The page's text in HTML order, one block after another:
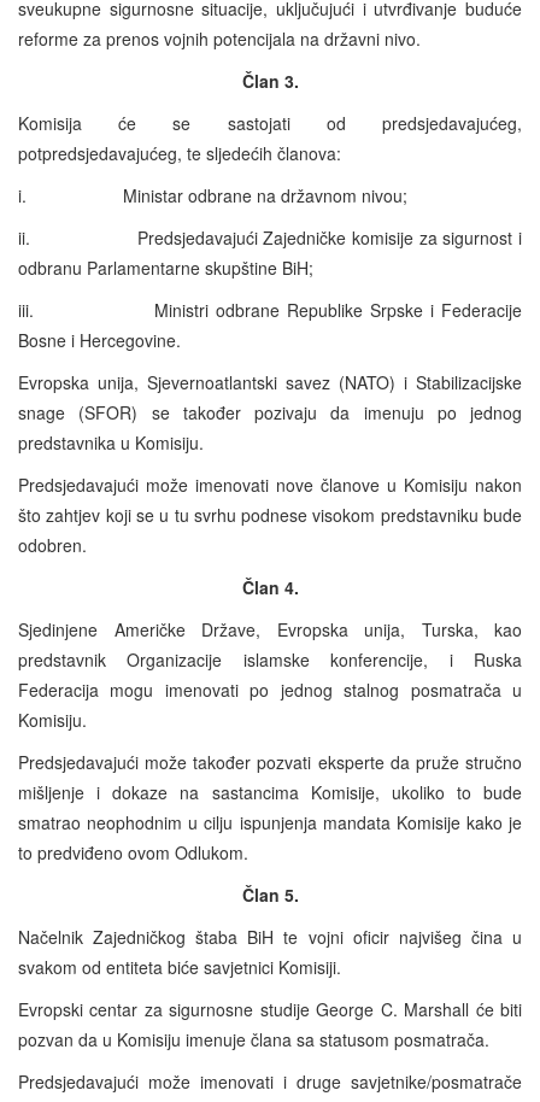
sveukupne sigurnosne situacije, uključujući i utvrđivanje buduće
reforme za prenos vojnih potencijala na državni nivo.
Član 3.
Komisija će se sastojati od predsjedavajućeg,
potpredsjedavajućeg, te sljedećih članova:
i. Ministar odbrane na državnom nivou;
ii. Predsjedavajući Zajedničke komisije za sigurnost i
odbranu Parlamentarne skupštine BiH;
iii. Ministri odbrane Republike Srpske i Federacije
Bosne i Hercegovine.
Evropska unija, Sjevernoatlantski savez (NATO) i Stabilizacijske
snage (SFOR) se također pozivaju da imenuju po jednog
predstavnika u Komisiju.
Predsjedavajući može imenovati nove članove u Komisiju nakon
što zahtjev koji se u tu svrhu podnese visokom predstavniku bude
odobren.
Član 4.
Sjedinjene Američke Države, Evropska unija, Turska, kao
predstavnik Organizacije islamske konferencije, i Ruska
Federacija mogu imenovati po jednog stalnog posmatrača u
Komisiju.
Predsjedavajući može također pozvati eksperte da pruže stručno
mišljenje i dokaze na sastancima Komisije, ukoliko to bude
smatrao neophodnim u cilju ispunjenja mandata Komisije kako je
to predviđeno ovom Odlukom.
Član 5.
Načelnik Zajedničkog štaba BiH te vojni oficir najvišeg čina u
svakom od entiteta biće savjetnici Komisiji.
Evropski centar za sigurnosne studije George C. Marshall će biti
pozvan da u Komisiju imenuje člana sa statusom posmatrača.
Predsjedavajući može imenovati i druge savjetnike/posmatrače